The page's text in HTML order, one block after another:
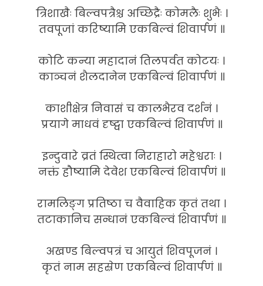
त्रिशाखैः बिल्वपत्रैश्च अच्छिद्रैः कोमलैः शुभैः ।
तवपूजां करिष्यामि एकबिल्वं शिवार्पणं ॥
कोटि कन्या महादानं तिलपर्वत कोटयः ।
काञ्चनं शैलदानेन एकबिल्वं शिवार्पणं ॥
काशीक्षेत्र निवासं च कालभैरव दर्शनं ।
प्रयागे माधवं दृष्ट्वा एकबिल्वं शिवार्पणं ॥
इन्दुवारे व्रतं स्थित्वा निराहारो महेश्वराः ।
नक्तं हौष्यामि देवेश एकबिल्वं शिवार्पणं ॥
रामलिङ्ग प्रतिष्ठा च वैवाहिक कृतं तथा ।
तटाकानिच सन्धानं एकबिल्वं शिवार्पणं ॥
अखण्ड बिल्वपत्रं च आयुतं शिवपूजनं ।
कृतं नाम सहस्रेण एकबिल्वं शिवार्पणं ॥